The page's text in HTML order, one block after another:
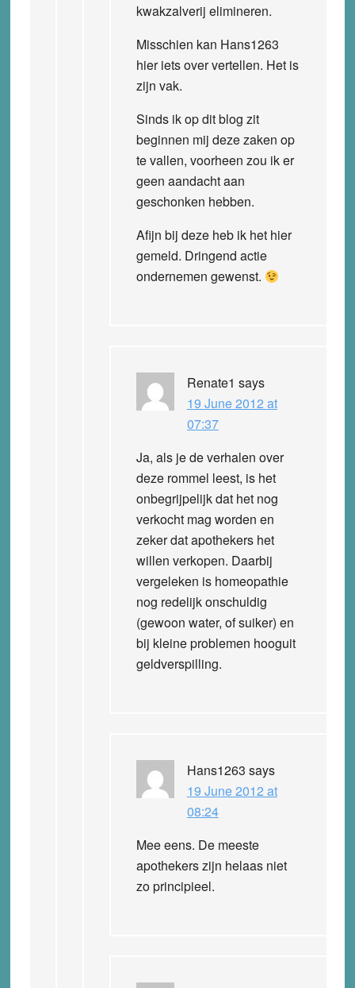
kwakzalverij elimineren.
Misschien kan Hans1263
hier iets over vertellen. Het is
zijn vak.
Sinds ik op dit blog zit
beginnen mij deze zaken op
te vallen, voorheen zou ik er
geen aandacht aan
geschonken hebben.
Afijn bij deze heb ik het hier
gemeld. Dringend actie
ondernemen gewenst.
Renate1 says
19 June 2012 at
07:37
Ja, als je de verhalen over
deze rommel leest, is het
onbegrijpelijk dat het nog
verkocht mag worden en
zeker dat apothekers het
willen verkopen. Daarbij
vergeleken is homeopathie
nog redelijk onschuldig
(gewoon water, of suiker) en
bij kleine problemen hooguit
geldverspilling.
Hans1263 says
19 June 2012 at
08:24
Mee eens. De meeste
apothekers zijn helaas niet
zo principieel.